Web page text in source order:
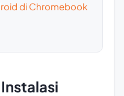
di Chromebook